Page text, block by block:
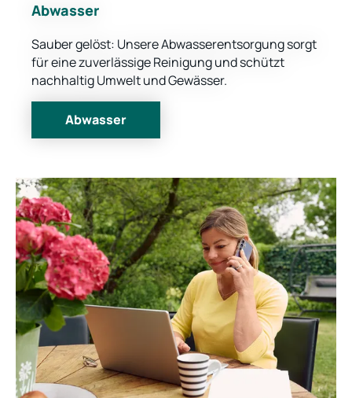
Abwasser
Sauber gelöst: Unsere Abwasserentsorgung sorgt
für eine zuverlässige Reinigung und schützt
nachhaltig Umwelt und Gewässer.
Abwasser